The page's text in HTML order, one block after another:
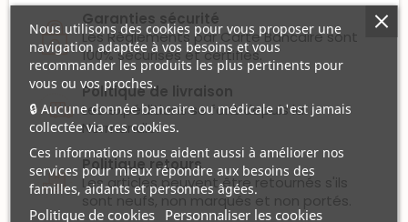
Garanties sécurité
Les Règlements par Carte Bancaire sont
100% sécurisés et certifiés.
Politique de livraison
Les expéditions se font depuis la
Normandie.
Politique retours
Les articles peuvent être retournés s'ils
sont neufs, non marqués et non portés.
Nous utilisons des cookies pour vous proposer une
navigation adaptée à vos besoins et vous
recommander les produits les plus pertinents pour
vous ou vos proches.
🔒 Aucune donnée bancaire ou médicale n'est jamais
collectée via ces cookies.
Ces informations nous aident aussi à améliorer nos
services pour mieux répondre aux besoins des
familles, aidants et personnes âgées.
Politique de cookies Personnaliser les cookies